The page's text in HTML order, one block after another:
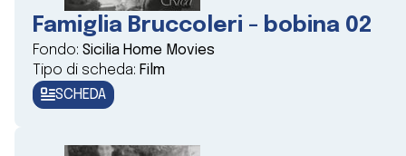
Famiglia Bruccoleri - bobina 02
Fondo: Sicilia Home Movies
Tipo di scheda: Film
SCHEDA